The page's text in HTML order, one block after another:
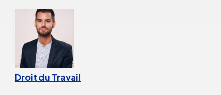
Droit du Travail